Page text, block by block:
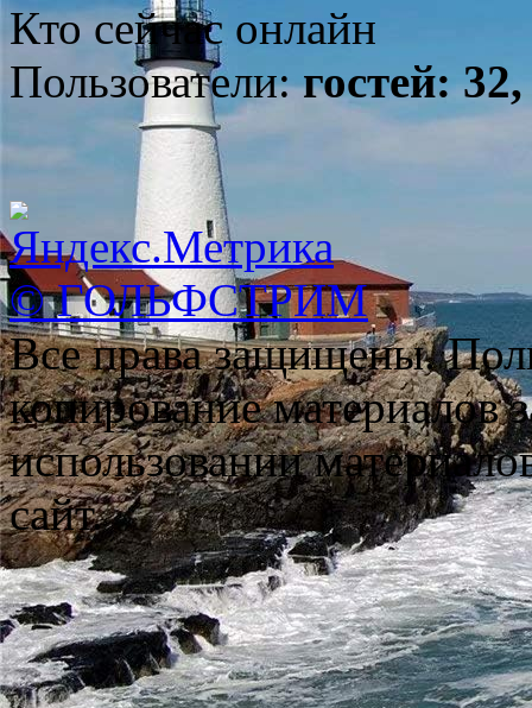
Кто сейчас онлайн
Пользователи:гостей:
© ГОЛЬФСТРИМ
Все права защищены.
копирование материалов
использовании
сайт.